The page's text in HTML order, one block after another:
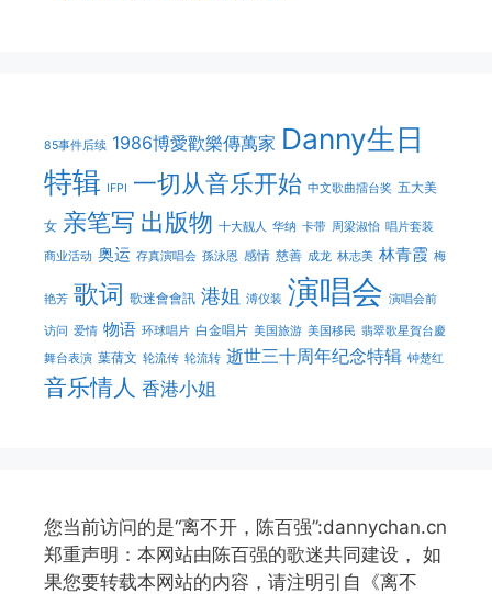
85事件后续 1986博愛歡樂傳萬家 Danny生日
特辑 IFPI 一切从音乐开始 中文歌曲擂台奖 五大美
女 亲笔写 出版物 十大靓人 华纳 卡带 周梁淑怡 唱片套装
商业活动 奥运 存真演唱会 孫泳恩 感情 慈善 成龙 林志美 林青霞 梅
艳芳 歌词 歌迷會會訊 港姐 溥仪装 演唱会 演唱会前
访问 爱情 物语 环球唱片 白金唱片 美国旅游 美国移民 翡翠歌星賀台慶
舞台表演 葉蒨文 轮流传 轮流转 逝世三十周年纪念特辑 钟楚红
音乐情人 香港小姐
您当前访问的是“离不开，陈百强”:dannychan.cn
郑重声明：本网站由陈百强的歌迷共同建设， 如
果您要转载本网站的内容，请注明引自《离不